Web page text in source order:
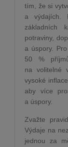
tím, že si
a výdajích.
základních
potraviny,
a úspory.
50 %
na volitelné
vysoké
aby více
a úspory.
Zvažte
Výdaje na
jednou za